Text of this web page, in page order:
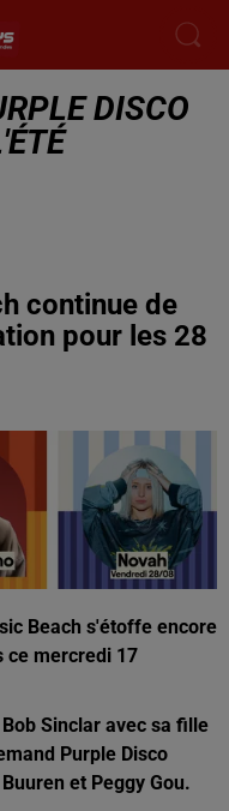
DISCO
continue de
pour les 28
Beach s'étoffe encore
ce mercredi 17
Sinclar avec sa fille
Purple Disco
et Peggy Gou.